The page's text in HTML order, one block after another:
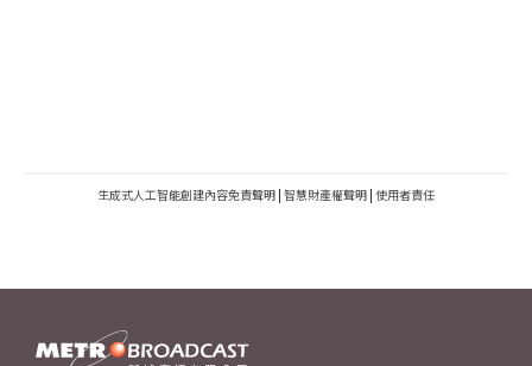
生成式人工智能創建內容免責聲明 | 智慧財產權聲明 | 使用者責任